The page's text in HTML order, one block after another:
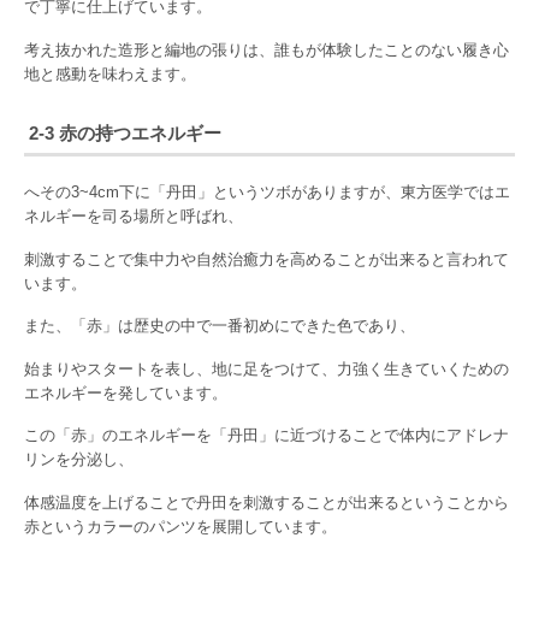
で丁寧に仕上げています。
考え抜かれた造形と編地の張りは、誰もが体験したことのない履き心
地と感動を味わえます。
2-3 赤の持つエネルギー
へその3~4cm下に「丹田」というツボがありますが、東方医学ではエ
ネルギーを司る場所と呼ばれ、
刺激することで集中力や自然治癒力を高めることが出来ると言われて
います。
また、「赤」は歴史の中で一番初めにできた色であり、
始まりやスタートを表し、地に足をつけて、力強く生きていくための
エネルギーを発しています。
この「赤」のエネルギーを「丹田」に近づけることで体内にアドレナ
リンを分泌し、
体感温度を上げることで丹田を刺激することが出来るということから
赤というカラーのパンツを展開しています。